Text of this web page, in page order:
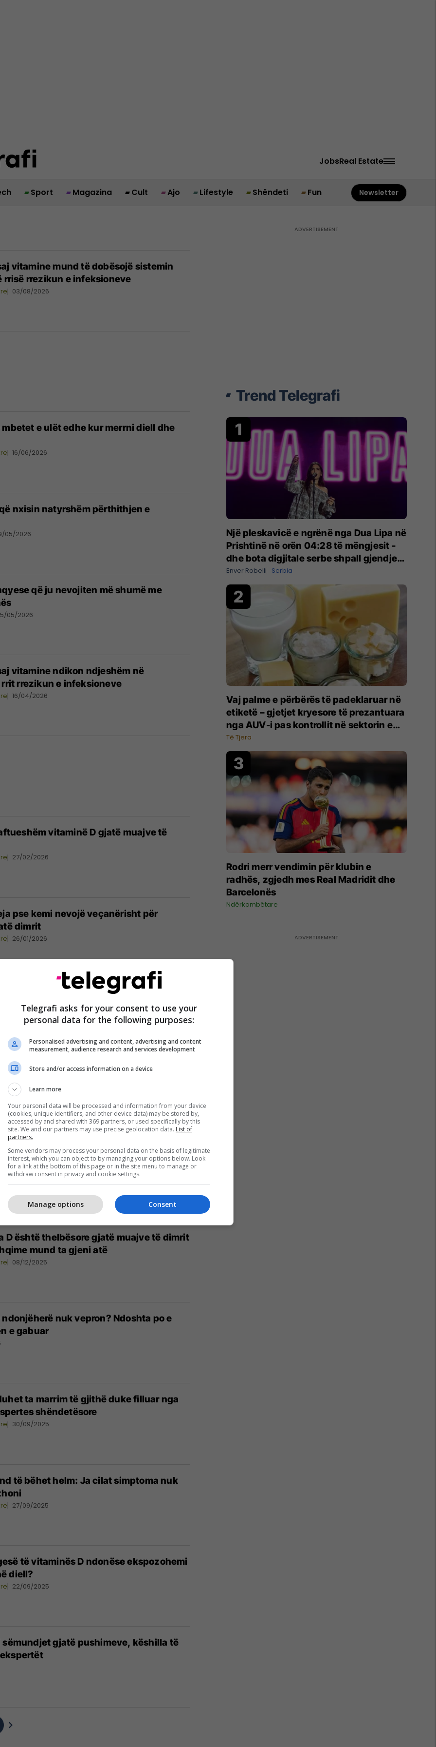
JobsReal Estate
Sport Magazina Cult Ajo Lifestyle Shëndeti Fun Newsletter
vitamine mund të dobësojë sistemin
rrisë rrezikun e infeksioneve
03/08/2026
mbetet e ulët edhe kur merrni diell dhe
16/06/2026
nxisin natyrshëm përthithjen e
05/2026
që ju nevojiten më shumë me
05/2026
vitamine ndikon ndjeshëm në
rrezikun e infeksioneve
16/04/2026
vitaminë D gjatë muajve të
27/02/2026
pse kemi nevojë veçanërisht për
dimrit
26/01/2026
e vitaminës D në trupin tuaj
20/01/2026
kyçe për shëndetin e kockave, katër
të mungesës së vitaminës D
D është thelbësore gjatë muajve të dimrit
mund ta gjeni atë
08/12/2025
ndonjëherë nuk vepron? Ndoshta po e
e gabuar
ta marrim të gjithë duke filluar nga
shëndetësore
30/09/2025
të bëhet helm: Ja cilat simptoma nuk
27/09/2025
të vitaminës D ndonëse ekspozohemi
diell?
22/09/2025
sëmundjet gjatë pushimeve, këshilla të
Trend Telegrafi
Një pleskavicë e ngrënë nga Dua Lipa në
Prishtinë në orën 04:28 të mëngjesit -
dhe bota digjitale serbe shpall gjendjen
e luftës
Enver Robelli Serbia
Vaj palme e përbërës të padeklaruar në
etiketë – gjetjet kryesore të prezantuara
nga AUV-i pas kontrollit në sektorin e
qumështit
Të Tjera
Rodri merr vendimin për klubin e
radhës, zgjedh mes Real Madridit dhe
Barcelonës
Ndërkombëtare
Telegrafi asks for your consent to use your
personal data for the following purposes:
Personalised advertising and content, advertising and content
measurement, audience research and services development
Store and/or access information on a device
Learn more
Your personal data will be processed and information from your device
(cookies, unique identifiers, and other device data) may be stored by,
accessed by and shared with 369 partners, or used specifically by this
site. We and our partners may use precise geolocation data. List of
partners.
Some vendors may process your personal data on the basis of legitimate
interest, which you can object to by managing your options below. Look
for a link at the bottom of this page or in the site menu to manage or
withdraw consent in privacy and cookie settings.
Consent
Manage options